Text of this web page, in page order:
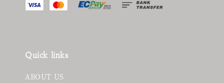
Quick links
ABOUT US